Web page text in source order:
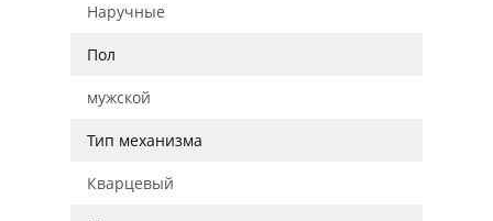
Наручные
Пол
мужской
Тип механизма
Кварцевый